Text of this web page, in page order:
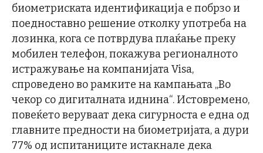
биометриската идентификација е побрзо и
поедноставно решение отколку употреба на
лозинка, кога се потврдува плаќање преку
мобилен телефон, покажува регионалното
истражување на компанијата Visa,
спроведено во рамките на кампањата „Во
чекор со дигиталната иднина“. Истовремено,
повеќето веруваат дека сигурноста е една од
главните предности на биометријата, а дури
77% од испитаниците истакнале дека